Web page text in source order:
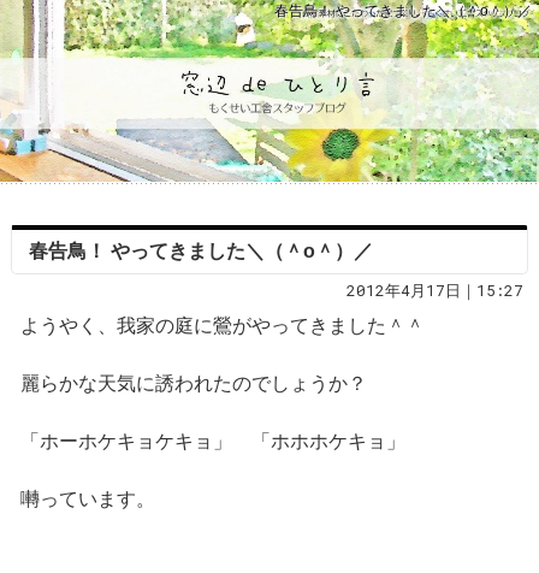
春告鳥！ やってきました＼（＾o＾）／
春告鳥！ やってきました＼（＾o＾）／
2012年4月17日｜15:27
ようやく、我家の庭に鶯がやってきました＾＾
麗らかな天気に誘われたのでしょうか？
「ホーホケキョケキョ」 「ホホホケキョ」
囀っています。